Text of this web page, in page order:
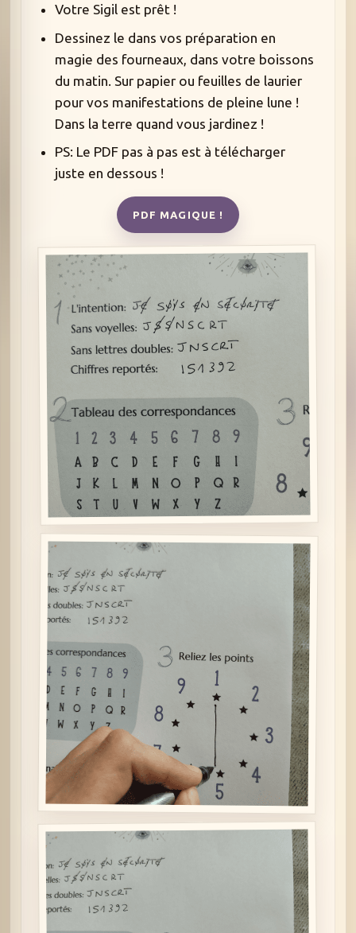
Votre Sigil est prêt !
Dessinez le dans vos préparation en
magie des fourneaux, dans votre boissons
du matin. Sur papier ou feuilles de laurier
pour vos manifestations de pleine lune !
Dans la terre quand vous jardinez !
PS: Le PDF pas à pas est à télécharger
juste en dessous !
PDF MAGIQUE !